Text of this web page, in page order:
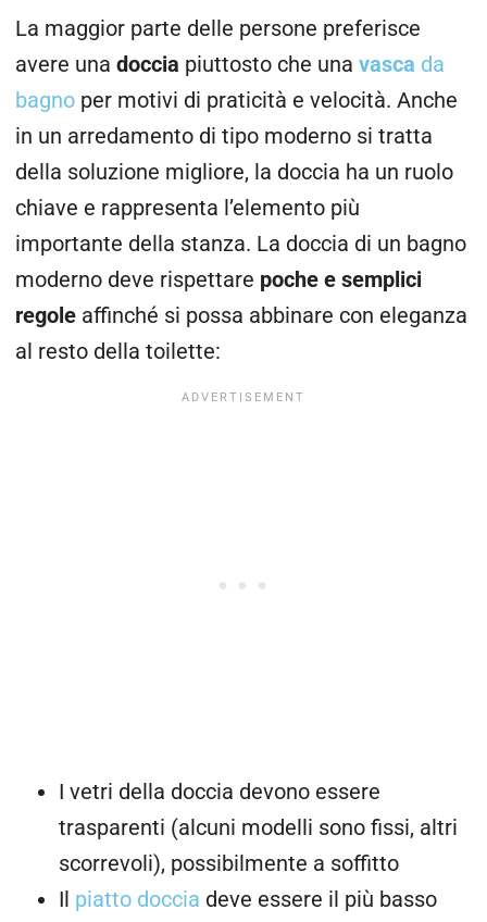
La maggior parte delle persone preferisce
avere una doccia piuttosto che una vasca da
bagno per motivi di praticità e velocità. Anche
in un arredamento di tipo moderno si tratta
della soluzione migliore, la doccia ha un ruolo
chiave e rappresenta l’elemento più
importante della stanza. La doccia di un bagno
moderno deve rispettare poche e semplici
regole affinché si possa abbinare con eleganza
al resto della toilette:
I vetri della doccia devono essere
trasparenti (alcuni modelli sono fissi, altri
scorrevoli), possibilmente a soffitto
Il piatto doccia deve essere il più basso